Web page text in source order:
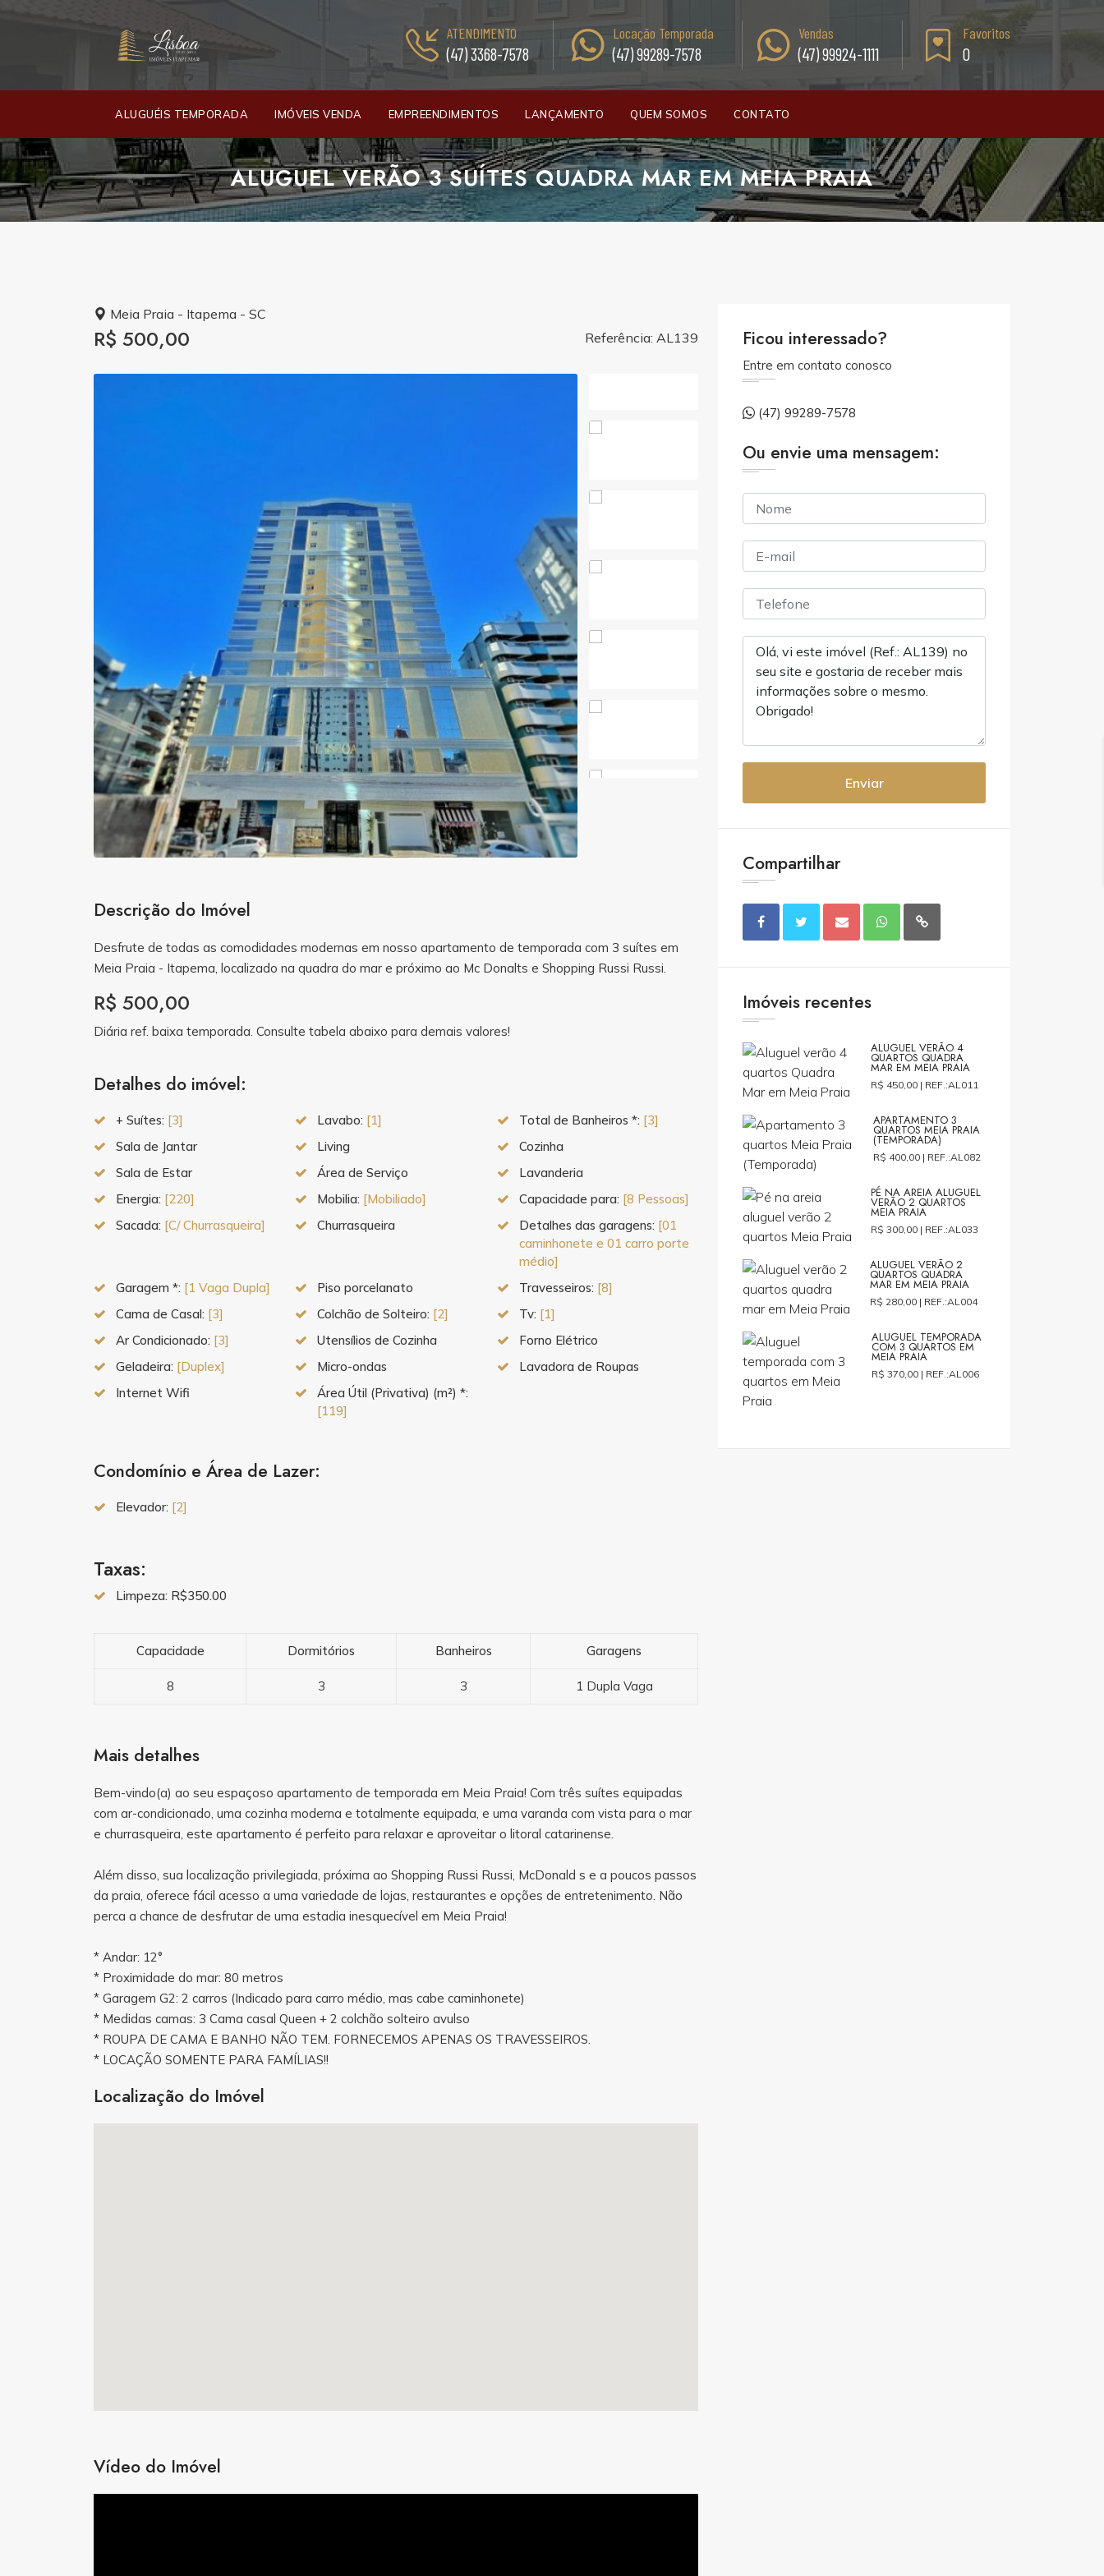
ATENDIMENTO
(47) 3368-7578
Locação Temporada
(47) 99289-7578
Vendas
(47) 99924-1111
Favoritos
0
ALUGUÉIS TEMPORADA IMÓVEIS VENDA EMPREENDIMENTOS LANÇAMENTO QUEM SOMOS CONTATO
ALUGUEL VERÃO 3 SUÍTES QUADRA MAR EM MEIA PRAIA
Meia Praia - Itapema - SC
R$ 500,00 Referência: AL139
Descrição do Imóvel
Desfrute de todas as comodidades modernas em nosso apartamento de temporada com 3 suítes em
Meia Praia - Itapema, localizado na quadra do mar e próximo ao Mc Donalts e Shopping Russi Russi.
R$ 500,00
Diária ref. baixa temporada. Consulte tabela abaixo para demais valores!
Detalhes do imóvel:
+ Suítes: [3] Lavabo: [1] Total de Banheiros *: [3]
Sala de Jantar
Living
Cozinha
Sala de Estar
Área de Serviço
Lavanderia
Energia: [220] Mobilia: [Mobiliado] Capacidade para: [8 Pessoas]
Sacada: [C/ Churrasqueira] Churrasqueira Detalhes das garagens: [01
caminhonete e 01 carro porte
médio]
Garagem *: [1 Vaga Dupla] Piso porcelanato Travesseiros: [8]
Cama de Casal: [3] Colchão de Solteiro: [2] Tv: [1]
Ar Condicionado: [3] Utensílios de Cozinha
Forno Elétrico
Geladeira: [Duplex] Micro-ondas
Lavadora de Roupas
Internet Wifi
Área Útil (Privativa) (m²) *:
[119]
Condomínio e Área de Lazer:
Elevador: [2]
Taxas:
Limpeza: R$350.00
Capacidade Dormitórios Banheiros Garagens
8 3 3 1 Dupla Vaga
Mais detalhes
Bem-vindo(a) ao seu espaçoso apartamento de temporada em Meia Praia! Com três suítes equipadas
com ar-condicionado, uma cozinha moderna e totalmente equipada, e uma varanda com vista para o mar
e churrasqueira, este apartamento é perfeito para relaxar e aproveitar o litoral catarinense.
Além disso, sua localização privilegiada, próxima ao Shopping Russi Russi, McDonald s e a poucos passos
da praia, oferece fácil acesso a uma variedade de lojas, restaurantes e opções de entretenimento. Não
perca a chance de desfrutar de uma estadia inesquecível em Meia Praia!
* Andar: 12°
* Proximidade do mar: 80 metros
* Garagem G2: 2 carros (Indicado para carro médio, mas cabe caminhonete)
* Medidas camas: 3 Cama casal Queen + 2 colchão solteiro avulso
* ROUPA DE CAMA E BANHO NÃO TEM. FORNECEMOS APENAS OS TRAVESSEIROS.
* LOCAÇÃO SOMENTE PARA FAMÍLIAS!!
Localização do Imóvel
Vídeo do Imóvel
Ficou interessado?
Entre em contato conosco
(47) 99289-7578
Ou envie uma mensagem:
Enviar
Compartilhar
Imóveis recentes
ALUGUEL VERÃO 4
QUARTOS QUADRA
MAR EM MEIA PRAIA
R$ 450,00 | REF.:AL011
APARTAMENTO 3
QUARTOS MEIA PRAIA
(TEMPORADA)
R$ 400,00 | REF.:AL082
PÉ NA AREIA ALUGUEL
VERÃO 2 QUARTOS
MEIA PRAIA
R$ 300,00 | REF.:AL033
ALUGUEL VERÃO 2
QUARTOS QUADRA
MAR EM MEIA PRAIA
R$ 280,00 | REF.:AL004
ALUGUEL TEMPORADA
COM 3 QUARTOS EM
MEIA PRAIA
R$ 370,00 | REF.:AL006